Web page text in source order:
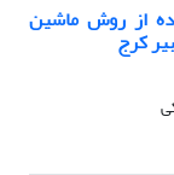
از روش ماشین
کرج